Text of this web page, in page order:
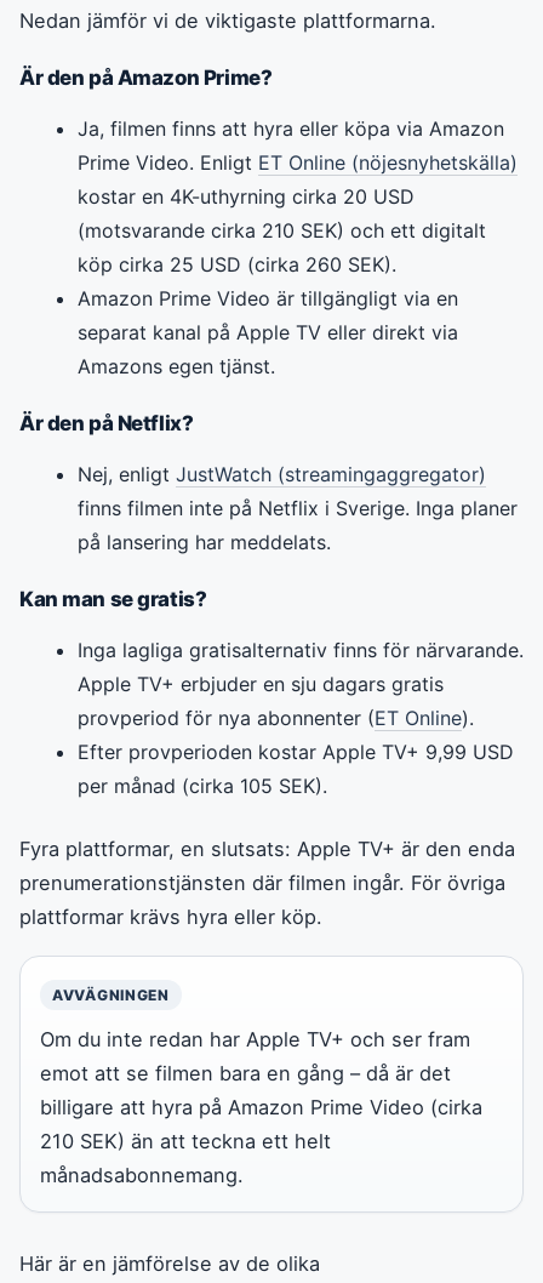
Nedan jämför vi de viktigaste plattformarna.
Är den på Amazon Prime?
Ja, filmen finns att hyra eller köpa via Amazon
Prime Video. Enligt ET Online (nöjesnyhetskälla)
kostar en 4K-uthyrning cirka 20 USD
(motsvarande cirka 210 SEK) och ett digitalt
köp cirka 25 USD (cirka 260 SEK).
Amazon Prime Video är tillgängligt via en
separat kanal på Apple TV eller direkt via
Amazons egen tjänst.
Är den på Netflix?
Nej, enligt JustWatch (streamingaggregator)
finns filmen inte på Netflix i Sverige. Inga planer
på lansering har meddelats.
Kan man se gratis?
Inga lagliga gratisalternativ finns för närvarande.
Apple TV+ erbjuder en sju dagars gratis
provperiod för nya abonnenter (ET Online).
Efter provperioden kostar Apple TV+ 9,99 USD
per månad (cirka 105 SEK).
Fyra plattformar, en slutsats: Apple TV+ är den enda
prenumerationstjänsten där filmen ingår. För övriga
plattformar krävs hyra eller köp.
AVVÄGNINGEN
Om du inte redan har Apple TV+ och ser fram
emot att se filmen bara en gång – då är det
billigare att hyra på Amazon Prime Video (cirka
210 SEK) än att teckna ett helt
månadsabonnemang.
Här är en jämförelse av de olika